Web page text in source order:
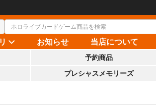
お知らせ 当店について
予約商品
プレシャスメモリーズ